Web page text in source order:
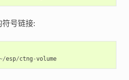
符号链接:
esp/ctng -volume